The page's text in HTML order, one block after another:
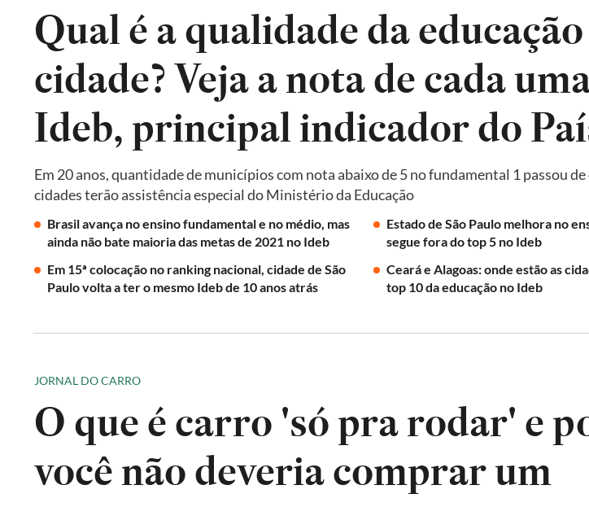
Qual é a qualidade da
cidade? Veja a nota de cada
Ideb, principal indicador
Em 20 anos, quantidade de municípios com nota abaixo de 5 no fundamental 1 passou
cidades terão assistência especial do Ministério da Educação
Brasil avança no ensino fundamental e no médio, mas
ainda não bate maioria das metas de 2021 no Ideb
Estado de São Paulo melhora no
segue fora do top 5 no Ideb
Em 15ª colocação no ranking nacional, cidade de São
Paulo volta a ter o mesmo Ideb de 10 anos atrás
Ceará e Alagoas: onde estão as
top 10 da educação no Ideb
JORNAL DO CARRO
O que é carro 'só pra rodar' e
você não deveria comprar um